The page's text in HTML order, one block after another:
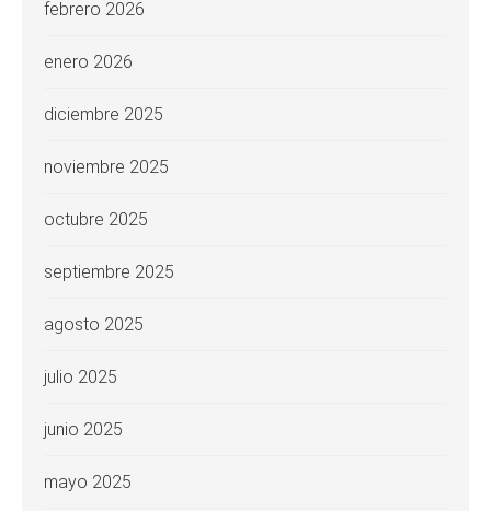
febrero 2026
enero 2026
diciembre 2025
noviembre 2025
octubre 2025
septiembre 2025
agosto 2025
julio 2025
junio 2025
mayo 2025